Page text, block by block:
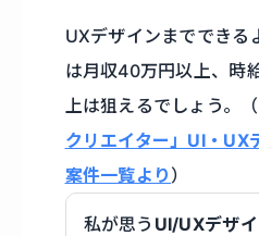
UXデザインまでできる
は月収40万円以上、時
上は狙えるでしょう。
クリエイター」UI・UX
案件一覧より ）
私が思う UI/UXデザ